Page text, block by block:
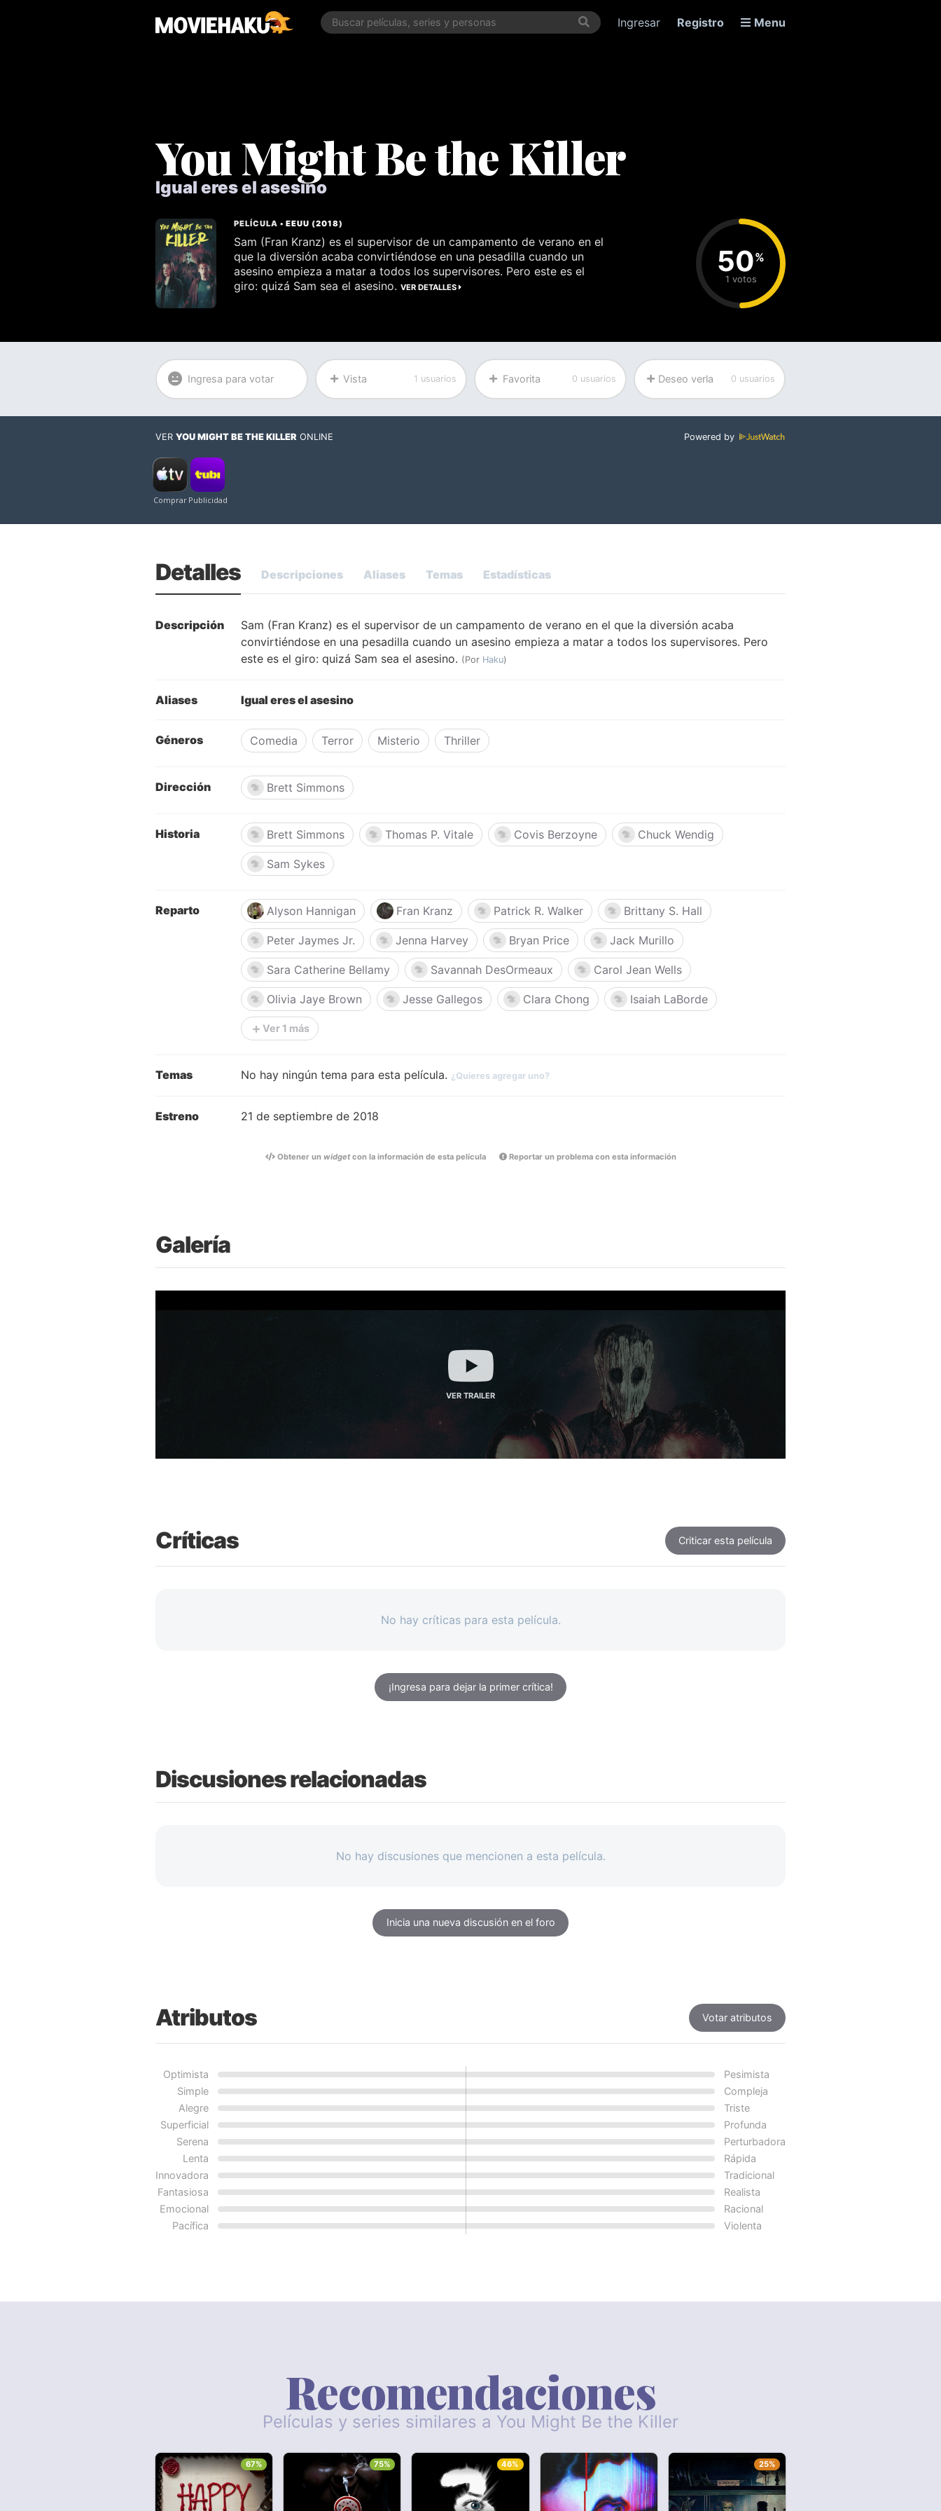
Ingresar Registro Menu
You Might Be the Killer
Igual eres el asesino
50%
1 votos
PELÍCULA •EEUU (2018)
Sam (Fran Kranz) es el supervisor de un campamento de verano en el
que la diversión acaba convirtiéndose en una pesadilla cuando un
asesino empieza a matar a todos los supervisores. Pero este es el
giro: quizá Sam sea el asesino.VER DETALLES
Ingresa para votar Vista 1 usuarios Favorita 0 usuarios Deseo verla 0 usuarios
VER YOU MIGHT BE THE KILLER ONLINE Powered by
Detalles Descripciones Aliases Temas Estadísticas
Descripción
Sam (Fran Kranz) es el supervisor de un campamento de verano en el que la diversión acaba
convirtiéndose en una pesadilla cuando un asesino empieza a matar a todos los supervisores. Pero
este es el giro: quizá Sam sea el asesino. (Por Haku)
Aliases Igual eres el asesino
Géneros Comedia Terror Misterio Thriller
Dirección Brett Simmons
Historia Brett Simmons Thomas P. Vitale Covis Berzoyne Chuck Wendig
Sam Sykes
Reparto Alyson Hannigan Fran Kranz Patrick R. Walker Brittany S. Hall
Peter Jaymes Jr. Jenna Harvey Bryan Price Jack Murillo
Sara Catherine Bellamy Savannah DesOrmeaux Carol Jean Wells
Olivia Jaye Brown Jesse Gallegos Clara Chong Isaiah LaBorde
Ver 1 más
Temas No hay ningún tema para esta película. ¿Quieres agregar uno?
Estreno 21 de septiembre de 2018
Obtener un widgetcon la información de esta película Reportar un problema con esta información
Galería
VER TRAILER
Críticas Criticar esta película
No hay críticas para esta película.
¡Ingresa para dejar la primer crítica!
Discusiones relacionadas
No hay discusiones que mencionen a esta película.
Inicia una nueva discusión en el foro
Atributos Votar atributos
Optimista
Pesimista
Simple
Compleja
Alegre
Triste
Superficial
Profunda
Serena
Perturbadora
Lenta
Rápida
Innovadora
Tradicional
Fantasiosa
Realista
Emocional
Racional
Pacífica
Violenta
Recomendaciones
Películas y series similares a You Might Be the Killer
67% 75% 46% 25%